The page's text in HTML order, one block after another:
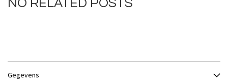
NO RELATED POSTS
Gegevens